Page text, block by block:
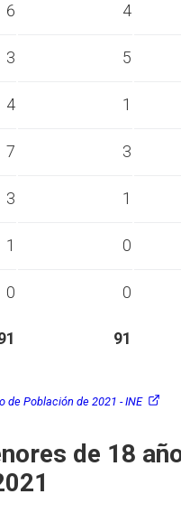
6 4
3 5
4 1
7 3
3 1
1 0
0 0
91
de Población de 2021 - INE
de 18